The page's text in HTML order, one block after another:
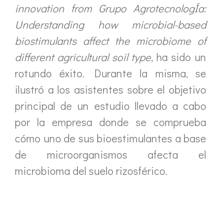
innovation from Grupo AgrotecnologÍa:
Understanding how microbial-based
biostimulants affect the microbiome of
different agricultural soil type, ha sido un
rotundo éxito. Durante la misma, se
ilustró a los asistentes sobre el objetivo
principal de un estudio llevado a cabo
por la empresa donde se comprueba
cómo uno de sus bioestimulantes a base
de microorganismos afecta el
microbioma del suelo rizosférico.